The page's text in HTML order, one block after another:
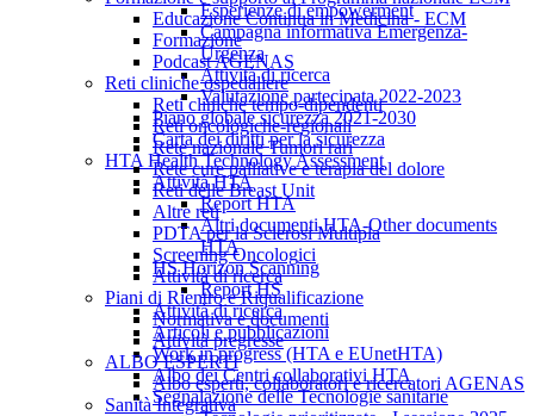
Educazione Continua in Medicina - ECM
Formazione
Podcast AGENAS
Reti cliniche ospedaliere
Reti cliniche tempo-dipendenti
Reti oncologiche-regionali
Rete nazionale Tumori rari
Rete cure palliative e terapia del dolore
Reti delle Breast Unit
Altre reti
PDTA per la Sclerosi Multipla
Screening Oncologici
Attività di ricerca
Piani di Rientro e Riqualificazione
Normativa e documenti
Attività pregresse
ALBO ESPERTI
Albo esperti, collaboratori e ricercatori AGENAS
Sanità Integrativa
Esperienze di empowerment
Campagna informativa Emergenza-
Urgenza
Attività di ricerca
Valutazione partecipata 2022-2023
Piano globale sicurezza 2021-2030
Carta dei diritti per la sicurezza
HTA Health Technology Assessment
Attività HTA
Report HTA
Altri documenti HTA-Other documents
HTA
HS Horizon Scanning
Report HS
Attività di ricerca
Articoli e pubblicazioni
Work in progress (HTA e EUnetHTA)
Albo dei Centri collaborativi HTA
Segnalazione delle Tecnologie sanitarie